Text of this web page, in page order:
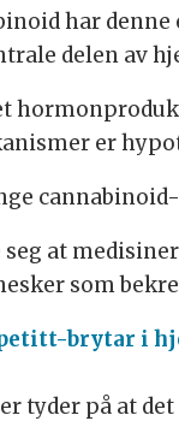
har
delen av
er
at
som
brytar i
tyder på at